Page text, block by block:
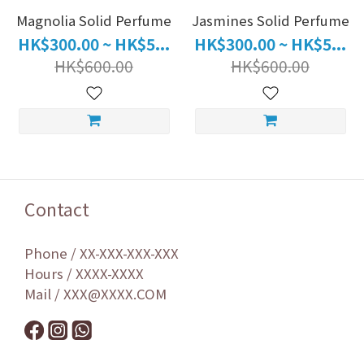
Magnolia Solid Perfume
HK$300.00 ~ HK$5...
HK$600.00
Jasmines Solid Perfume
HK$300.00 ~ HK$5...
HK$600.00
Contact
Phone / XX-XXX-XXX-XXX
Hours / XXXX-XXXX
Mail / XXX@XXXX.COM